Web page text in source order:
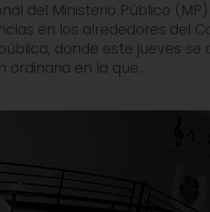
del Ministerio Público
en los alrededores del
donde este jueves se
ordinaria en la que...